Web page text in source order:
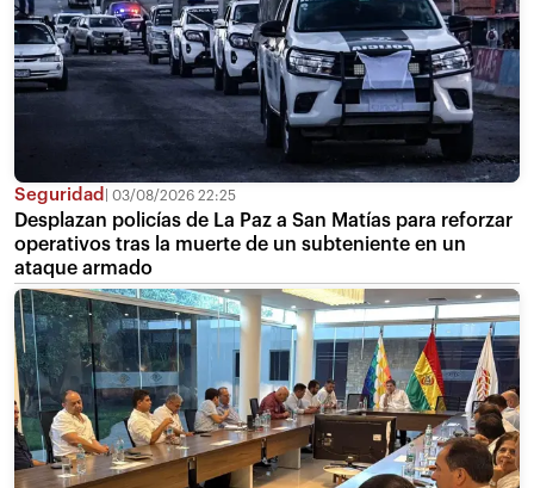
Seguridad 03/08/2026 22:25
Desplazan policías de La Paz a San Matías para reforzar
operativos tras la muerte de un subteniente en un
ataque armado